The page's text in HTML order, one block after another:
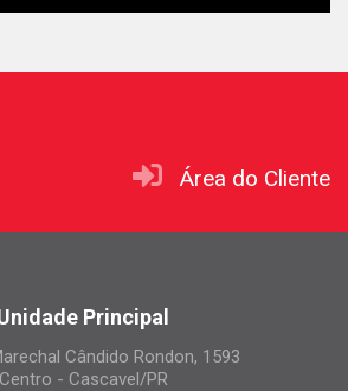
Área do Cliente
Principal
Cândido Rondon, 1593
Centro - Cascavel/PR